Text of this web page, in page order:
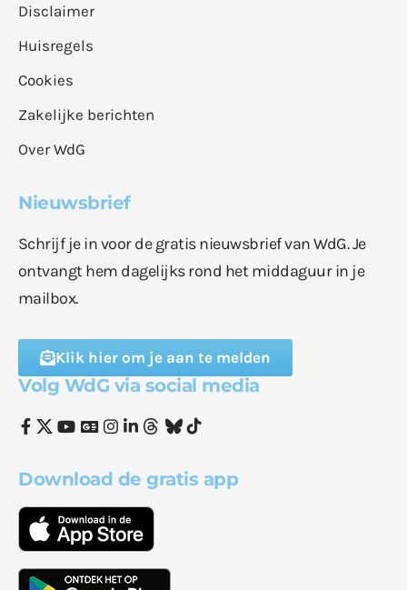
Disclaimer
Huisregels
Cookies
Zakelijke berichten
Over WdG
Nieuwsbrief
Schrijf je in voor de gratis nieuwsbrief van WdG. Je
ontvangt hem dagelijks rond het middaguur in je
mailbox.
Klik hier om je aan te melden
Volg WdG via social media
Download de gratis app